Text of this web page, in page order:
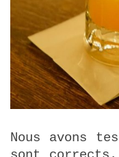
Nous avons